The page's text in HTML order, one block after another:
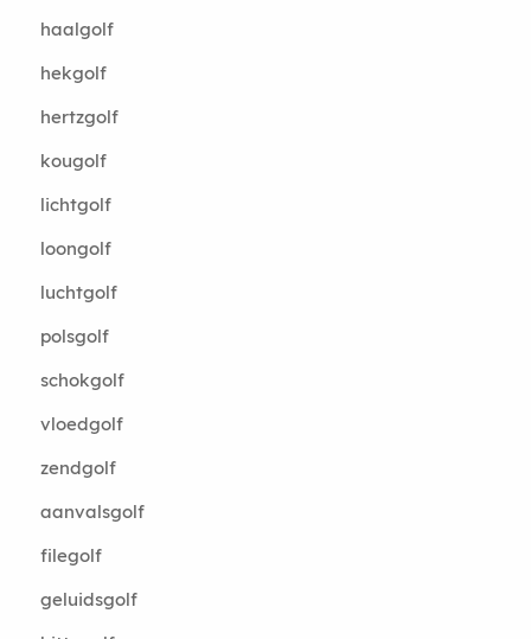
haalgolf
hekgolf
hertzgolf
kougolf
lichtgolf
loongolf
luchtgolf
polsgolf
schokgolf
vloedgolf
zendgolf
aanvalsgolf
filegolf
geluidsgolf